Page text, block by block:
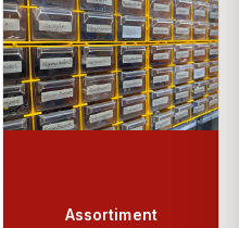
Assortiment